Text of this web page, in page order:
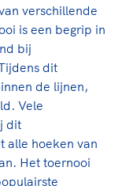
verschillende
is een begrip in
bij
dit
de lijnen,
Vele
dit
alle hoeken van
Het toernooi